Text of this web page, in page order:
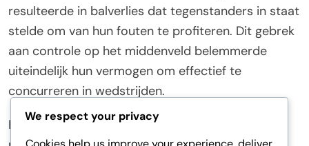
resulteerde in balverlies dat tegenstanders in staat
stelde om van hun fouten te profiteren. Dit gebrek
aan controle op het middenveld belemmerde
uiteindelijk hun vermogen om effectief te
concurreren in wedstrijden.
Bovendien vonden teams die hun
We respect your privacy